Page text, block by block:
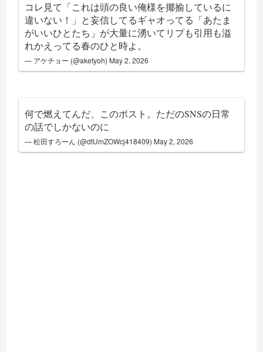
コレ見て「これは頭の良い俺様を揶揄しているに
違いない！」と妄信してるギャオってる「あたま
がいいひとたち」が大量に湧いてリプも引用も溢
れかえってる春のひと時よ。
— アケチョー (@aketyoh) May 2, 2026
何で燃えてんだ、このポスト。ただのSNSの日常
の話でしかないのに
— 松田すろーん (@dtUmZOWcj418409) May 2, 2026